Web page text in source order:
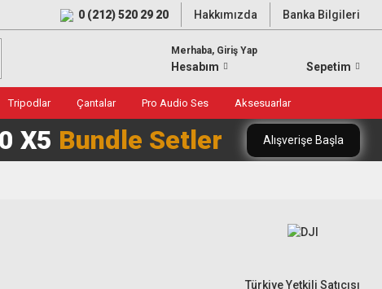
0 (212) 520 29 20 Hakkımızda Banka Bilgileri
Merhaba, Giriş Yap
Hesabım Sepetim
Tripodlar Çantalar Pro Audio Ses Aksesuarlar
X5 Bundle Setler Alışverişe Başla
Türkiye Yetkili Satıcısı